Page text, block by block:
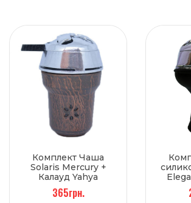
Комплект Чаша
Solaris Mercury +
Калауд Yahya
365грн.